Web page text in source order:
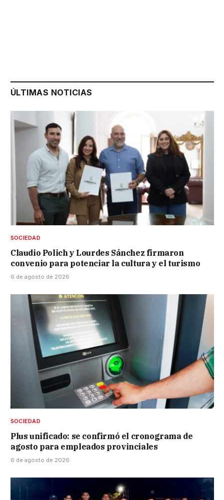
ÚLTIMAS NOTICIAS
SOCIEDAD
Claudio Polich y Lourdes Sánchez firmaron
convenio para potenciar la cultura y el turismo
6 de agosto de 2026
SOCIEDAD
Plus unificado: se confirmó el cronograma de
agosto para empleados provinciales
6 de agosto de 2026